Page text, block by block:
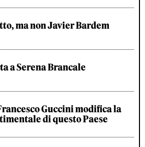
ma non Javier Bardem
a Serena Brancale
Guccini modifica la
di questo Paese